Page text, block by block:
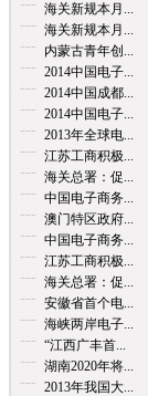
海关新规本月...
海关新规本月...
内蒙古青年创...
2014中国电子...
2014中国成都...
2014中国电子...
2013年全球电...
江苏工商积极...
海关总署：促...
中国电子商务...
澳门特区政府...
中国电子商务...
江苏工商积极...
海关总署：促...
安徽省首个电...
海峡两岸电子...
“江西广丰首...
湖南2020年将...
2013年我国大...